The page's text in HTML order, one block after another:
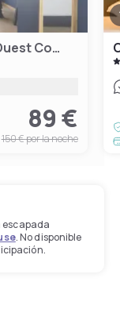
KOPSTER Hotel Residence Paris Ouest Colombes
89 €
150 €por la noche
escapada
. No disponible